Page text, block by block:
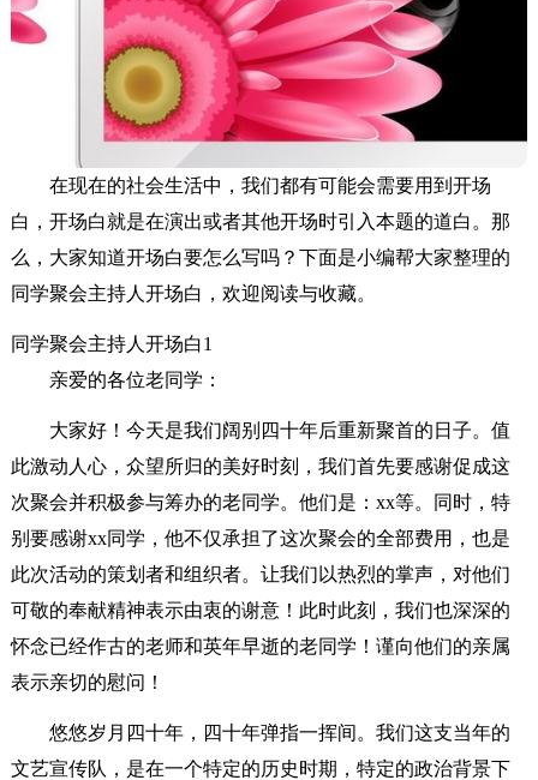
在现在的社会生活中，我们都有可能会需要用到开场
白，开场白就是在演出或者其他开场时引入本题的道白。那
么，大家知道开场白要怎么写吗？下面是小编帮大家整理的
同学聚会主持人开场白，欢迎阅读与收藏。
同学聚会主持人开场白1
亲爱的各位老同学：
大家好！今天是我们阔别四十年后重新聚首的日子。值
此激动人心，众望所归的美好时刻，我们首先要感谢促成这
次聚会并积极参与筹办的老同学。他们是：xx等。同时，特
别要感谢xx同学，他不仅承担了这次聚会的全部费用，也是
此次活动的策划者和组织者。让我们以热烈的掌声，对他们
可敬的奉献精神表示由衷的谢意！此时此刻，我们也深深的
怀念已经作古的老师和英年早逝的老同学！谨向他们的亲属
表示亲切的慰问！
悠悠岁月四十年，四十年弹指一挥间。我们这支当年的
文艺宣传队，是在一个特定的历史时期，特定的政治背景下